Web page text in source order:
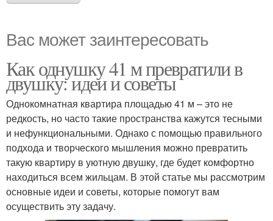
Вас может заинтересовать
Как однушку 41 м превратили в
двушку: идеи и советы
Однокомнатная квартира площадью 41 м – это не
редкость, но часто такие пространства кажутся тесными
и нефункциональными. Однако с помощью правильного
подхода и творческого мышления можно превратить
такую квартиру в уютную двушку, где будет комфортно
находиться всем жильцам. В этой статье мы рассмотрим
основные идеи и советы, которые помогут вам
осуществить эту задачу.